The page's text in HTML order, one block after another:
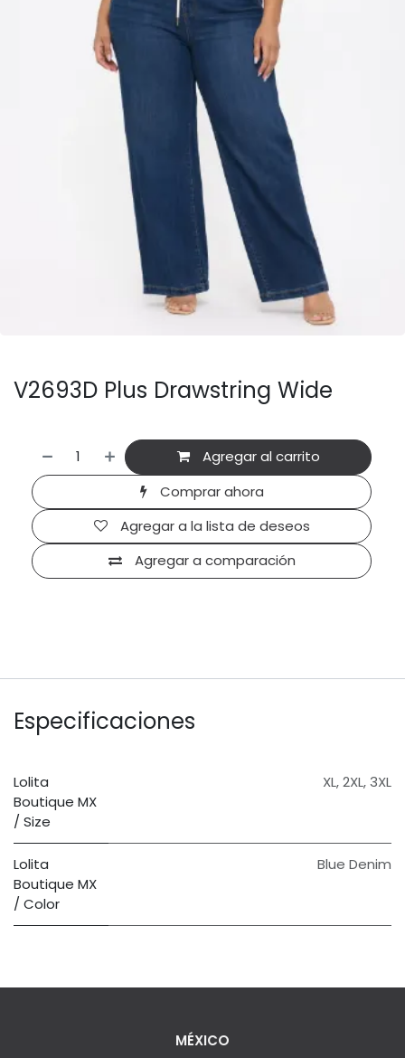
V2693D Plus Drawstring Wide
Agregar al carrito
Comprar ahora
Agregar a comparación
Agregar a la lista de deseos
Especificaciones
Lolita
Boutique MX
/ Size
XL,2XL,3XL
Lolita
Boutique MX
/ Color
Blue Denim
MÉXICO